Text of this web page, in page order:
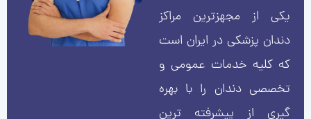
یکی از مجهزترین مراکز
دندان پزشکی در ایران است
که کلیه خدمات عمومی و
تخصصی دندان را با بهره
گیری از پیشرفته ترین